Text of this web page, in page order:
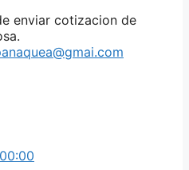
enviar cotizacion de